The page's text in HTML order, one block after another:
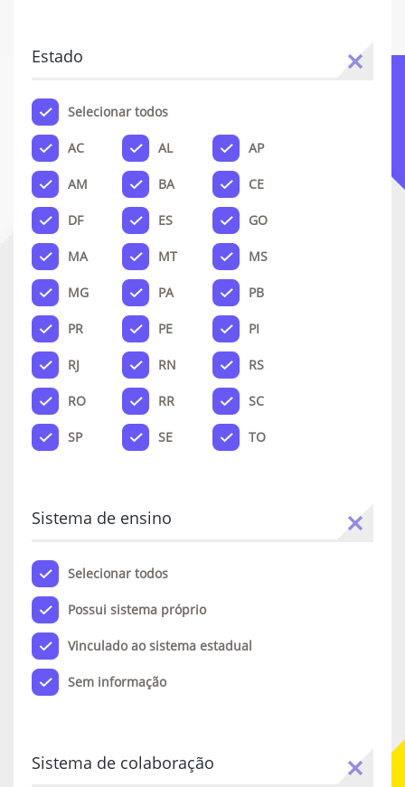
Estado
Selecionar todos
AC AL AP
AM BA CE
DF ES GO
MA MT MS
MG PA PB
PR PE PI
RJ RN RS
RO RR SC
SP SE TO
Sistema de ensino
Selecionar todos
Possui sistema próprio
Vinculado ao sistema estadual
Sem informação
Sistema de colaboração